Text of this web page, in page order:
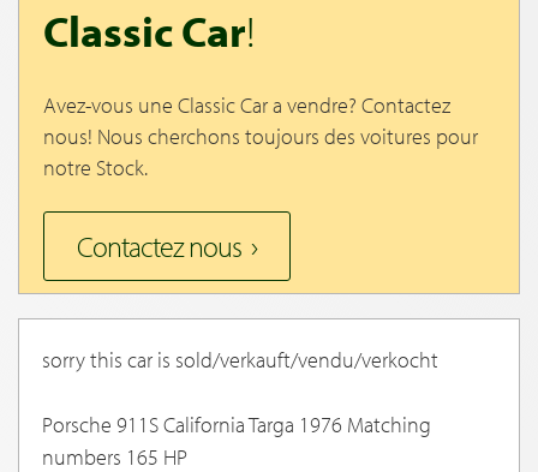
Classic Car!
Avez-vous une Classic Car a vendre? Contactez
nous! Nous cherchons toujours des voitures pour
notre Stock.
Contactez nous
sorry this car is sold/verkauft/vendu/verkocht
Porsche 911S California Targa 1976 Matching
numbers 165 HP